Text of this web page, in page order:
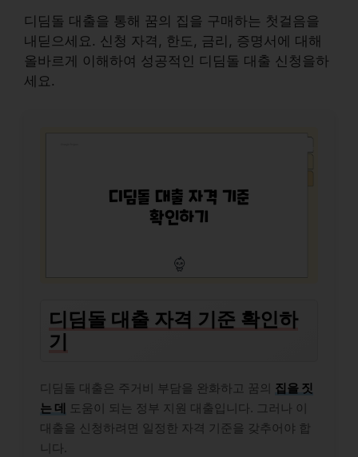
디딤돌 대출을 통해 꿈의 집을 구매하는 첫걸음을
내딛으세요. 신청 자격, 한도, 금리, 증명서에 대해
올바르게 이해하여 성공적인 디딤돌 대출 신청을하
세요.
디딤돌 대출 자격 기준 확인하
기
디딤돌 대출은 주거비 부담을 완화하고 꿈의 집을 짓
는 데 도움이 되는 정부 지원 대출입니다. 그러나 이
대출을 신청하려면 일정한 자격 기준을 갖추어야 합
니다.